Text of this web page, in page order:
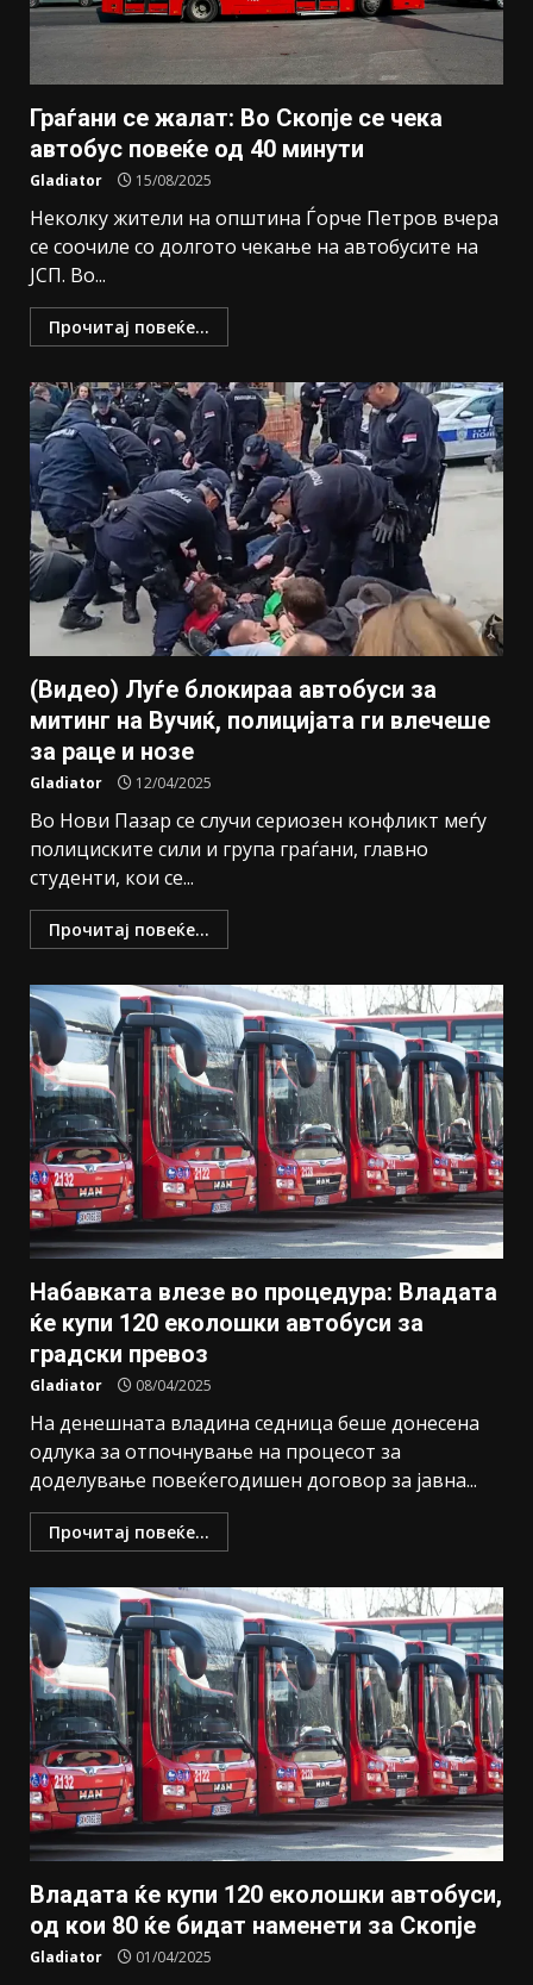
Граѓани се жалат: Во Скопје се чека
автобус повеќе од 40 минути
Gladiator 15/08/2025
Неколку жители на општина Ѓорче Петров вчера
се соочиле со долгото чекање на автобусите на
ЈСП. Во...
Прочитај повеќе...
(Видео) Луѓе блокираа автобуси за
митинг на Вучиќ, полицијата ги влечеше
за раце и нозе
Gladiator 12/04/2025
Во Нови Пазар се случи сериозен конфликт меѓу
полициските сили и група граѓани, главно
студенти, кои се...
Прочитај повеќе...
Набавката влезе во процедура: Владата
ќе купи 120 еколошки автобуси за
градски превоз
Gladiator 08/04/2025
На денешната владина седница беше донесена
одлука за отпочнување на процесот за
доделување повеќегодишен договор за јавна...
Прочитај повеќе...
Владата ќе купи 120 еколошки автобуси,
од кои 80 ќе бидат наменети за Скопје
Gladiator 01/04/2025